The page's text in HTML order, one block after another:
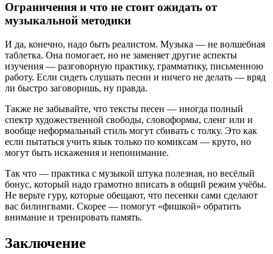
Ограничения и что не стоит ожидать от
музыкальной методики
И да, конечно, надо быть реалистом. Музыка — не волшебная
таблетка. Она помогает, но не заменяет другие аспекты
изучения — разговорную практику, грамматику, письменною
работу. Если сидеть слушать песни и ничего не делать — вряд
ли быстро заговоришь, ну правда.
Также не забывайте, что тексты песен — иногда полный
спектр художественной свободы, словоформы, сленг или и
вообще неформальный стиль могут сбивать с толку. Это как
если пытаться учить язык только по комиксам — круто, но
могут быть искажения и непонимание.
Так что — практика с музыкой штука полезная, но весёлый
бонус, который надо грамотно вписать в общий режим учёбы.
Не верьте гуру, которые обещают, что песенки сами сделают
вас билингвами. Скорее — помогут «фишкой» обратить
внимание и тренировать память.
Заключение